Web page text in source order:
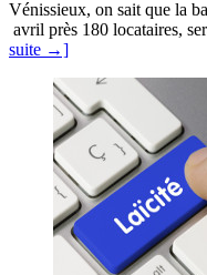
Vénissieux, on sait que la
avril près 180 locataires,
suite →]